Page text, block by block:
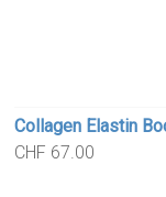
Collagen Elastin
CHF 67.00